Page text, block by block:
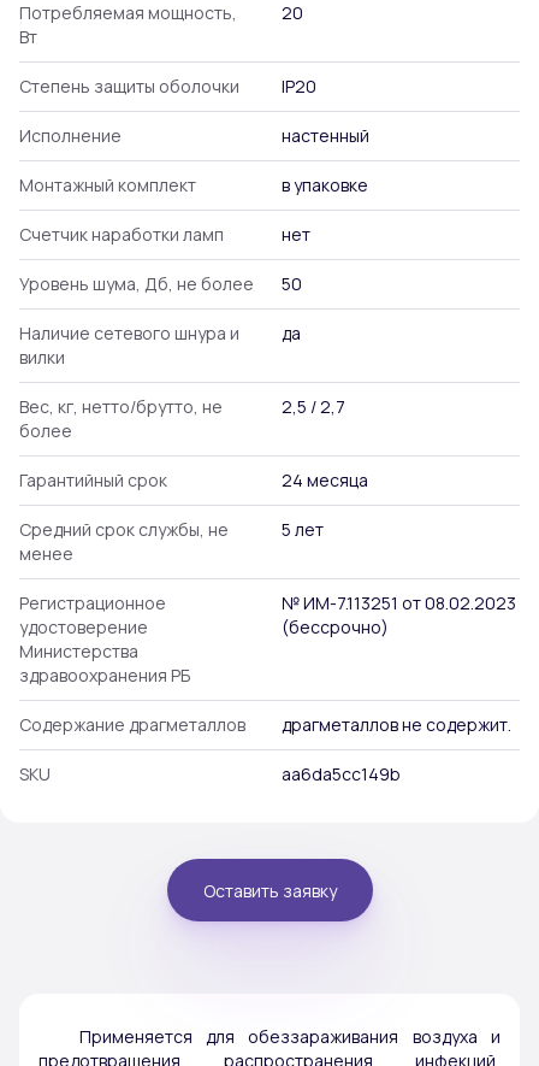
Потребляемая мощность,
Вт
20
Степень защиты оболочки IP20
Исполнение настенный
Монтажный комплект в упаковке
Счетчик наработки ламп нет
Уровень шума, Дб, не более 50
Наличие сетевого шнура и
вилки
да
Вес, кг, нетто/брутто, не
более
2,5 / 2,7
Гарантийный срок 24 месяца
Средний срок службы, не
менее
5 лет
Регистрационное
удостоверение
Министерства
здравоохранения РБ
№ ИМ-7.113251 от 08.02.2023
(бессрочно)
Содержание драгметаллов драгметаллов не содержит.
SKU aa6da5cc149b
Оставить заявку
Применяется для обеззараживания воздуха и
предотвращения распространения инфекций,